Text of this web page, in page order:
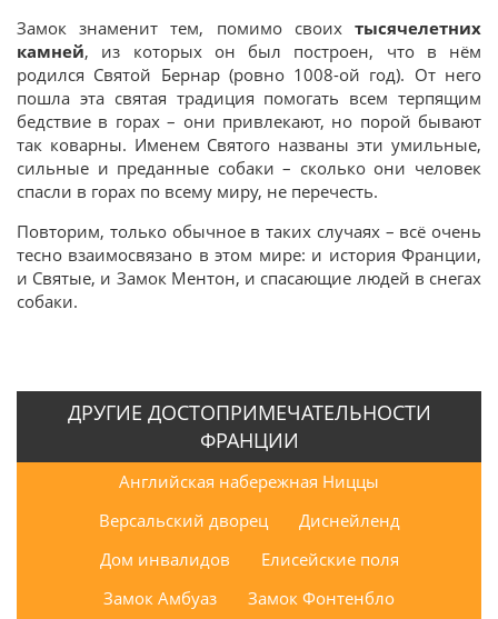
Замок знаменит тем, помимо своих тысячелетних
камней, из которых он был построен, что в нём
родился Святой Бернар (ровно 1008-ой год). От него
пошла эта святая традиция помогать всем терпящим
бедствие в горах – они привлекают, но порой бывают
так коварны. Именем Святого названы эти умильные,
сильные и преданные собаки – сколько они человек
спасли в горах по всему миру, не перечесть.
Повторим, только обычное в таких случаях – всё очень
тесно взаимосвязано в этом мире: и история Франции,
и Святые, и Замок Ментон, и спасающие людей в снегах
собаки.
ДРУГИЕ ДОСТОПРИМЕЧАТЕЛЬНОСТИ
ФРАНЦИИ
Английская набережная Ниццы
Версальский дворец
Диснейленд
Дом инвалидов
Елисейские поля
Замок Амбуаз
Замок Фонтенбло